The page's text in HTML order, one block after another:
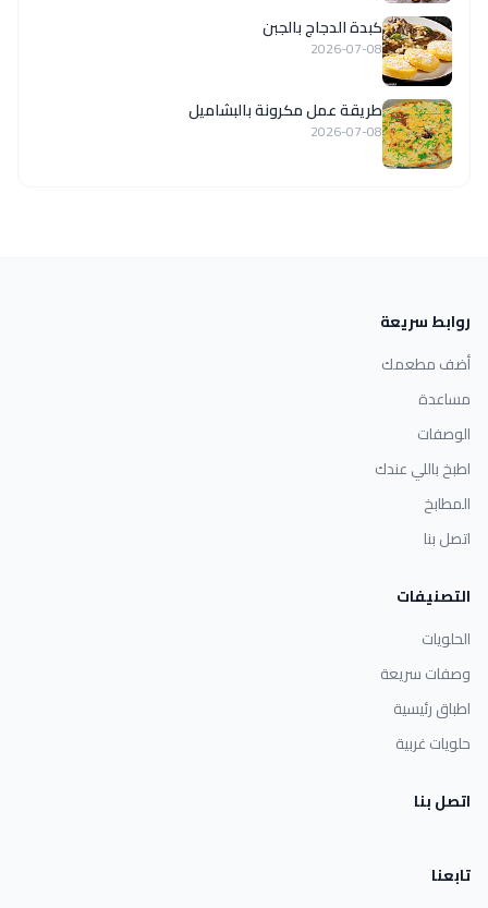
كبدة الدجاج بالجبن
2026-07-08
طريقة عمل مكرونة بالبشاميل
2026-07-08
روابط سريعة
أضف مطعمك
مساعدة
الوصفات
اطبخ باللي عندك
المطابخ
اتصل بنا
التصنيفات
الحلويات
وصفات سريعة
اطباق رئيسية
حلويات غربية
اتصل بنا
تابعنا